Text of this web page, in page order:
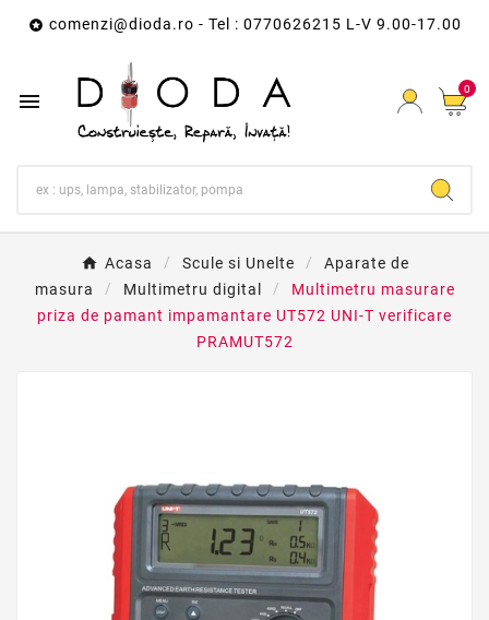
 comenzi@dioda.ro - Tel : 0770626215 L-V 9.00-17.00
 0
Acasa Scule si Unelte
Aparate de
masura
Multimetru digital
Multimetru masurare
priza de pamant impamantare UT572 UNI-T verificare
PRAMUT572